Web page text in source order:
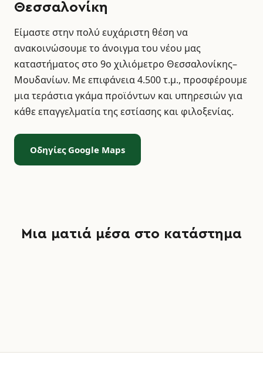
Θεσσαλονίκη
Είμαστε στην πολύ ευχάριστη θέση να
ανακοινώσουμε το άνοιγμα του νέου μας
καταστήματος στο 9ο χιλιόμετρο Θεσσαλονίκης–
Μουδανίων. Με επιφάνεια 4.500 τ.μ., προσφέρουμε
μια τεράστια γκάμα προϊόντων και υπηρεσιών για
κάθε επαγγελματία της εστίασης και φιλοξενίας.
Οδηγίες Google Maps
Μια ματιά μέσα στο κατάστημα